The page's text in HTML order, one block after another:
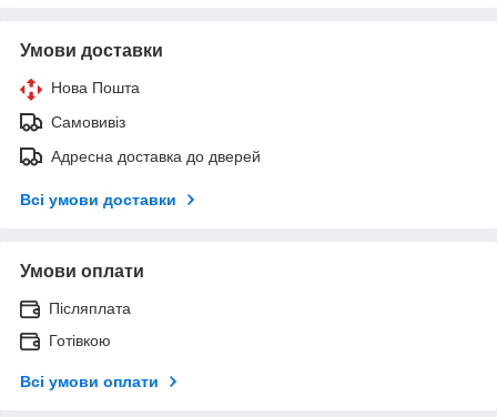
Умови доставки
Нова Пошта
Самовивіз
Адресна доставка до дверей
Всі умови доставки
Умови оплати
Післяплата
Готівкою
Всі умови оплати